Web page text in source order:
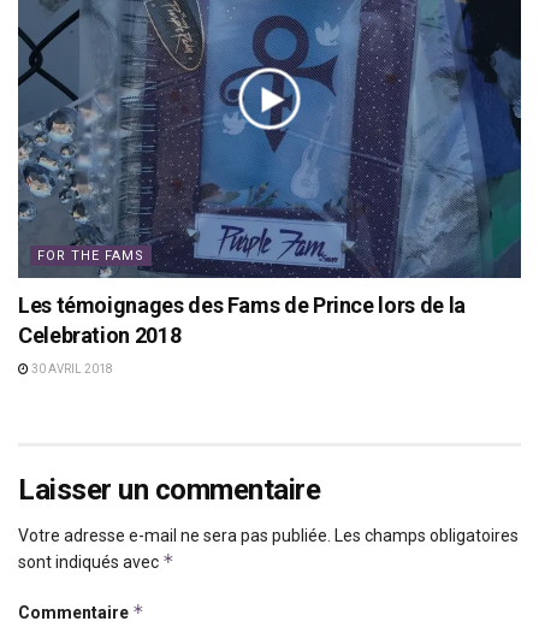
FOR THE FAMS
Les témoignages des Fams de Prince lors de la
Celebration 2018
30 AVRIL 2018
Laisser un commentaire
Votre adresse e-mail ne sera pas publiée. Les champs obligatoires
sont indiqués avec *
Commentaire *